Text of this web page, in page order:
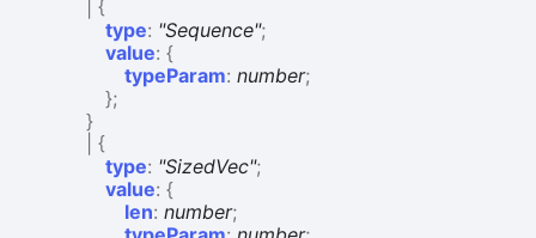
{
type: "Sequence";
value: {
typeParam: number;
};
}
{
type: "SizedVec";
value: {
len: number;